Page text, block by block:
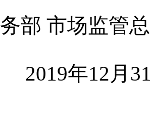
务部 市场监管
2019年12月